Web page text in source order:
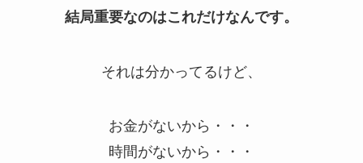
結局重要なのはこれだけなんです。
それは分かってるけど、
お金がないから・・・
時間がないから・・・